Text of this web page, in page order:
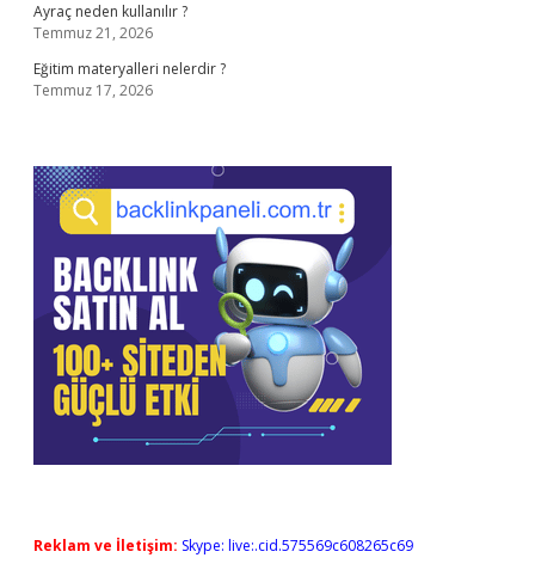
Ayraç neden kullanılır ?
Temmuz 21, 2026
Eğitim materyalleri nelerdir ?
Temmuz 17, 2026
Reklam ve İletişim: Skype: live:.cid.575569c608265c69